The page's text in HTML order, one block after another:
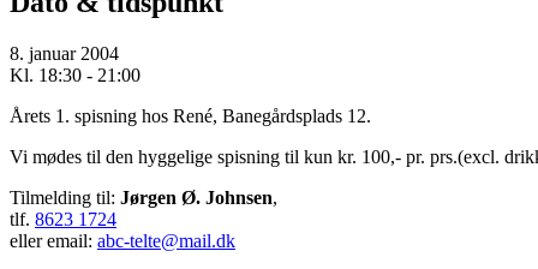
8. januar 2004
Kl. 18:30 - 21:00
Årets 1. spisning hos René, Banegårdsplads 12.
Vi mødes til den hyggelige spisning til kun kr. 100,- pr. prs.(excl.
Tilmelding til: Jørgen Ø. Johnsen,
tlf. 8623 1724
eller email: abc-telte@mail.dk